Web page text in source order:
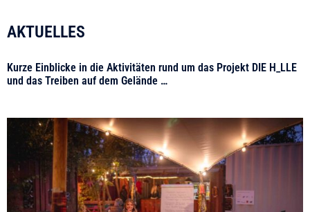
AKTUELLES
Kurze Einblicke in die Aktivitäten rund um das Projekt DIE H_LLE
und das Treiben auf dem Gelände …